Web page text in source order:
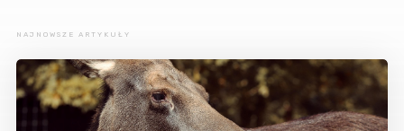
NAJNOWSZE ARTYKUŁY